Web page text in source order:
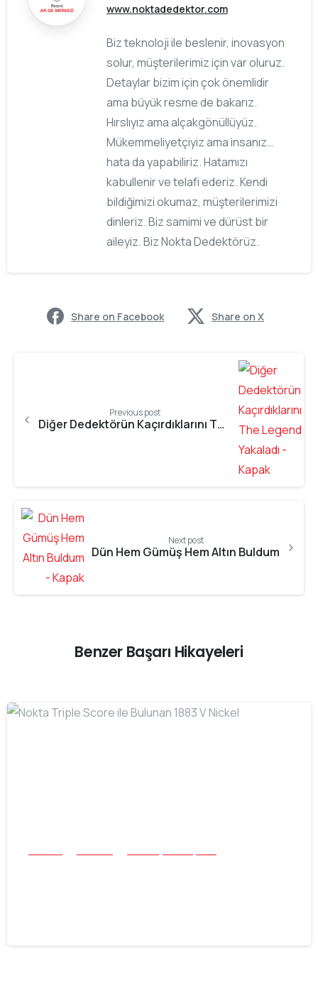
www.noktadedektor.com
Biz teknoloji ile beslenir, inovasyon
solur, müşterilerimiz için var oluruz.
Detaylar bizim için çok önemlidir
ama büyük resme de bakarız.
Hırslıyız ama alçakgönüllüyüz.
Mükemmeliyetçiyiz ama insanız…
hata da yapabiliriz. Hatamızı
kabullenir ve telafi ederiz. Kendi
bildiğimizi okumaz, müşterilerimizi
dinleriz. Biz samimi ve dürüst bir
aileyiz. Biz Nokta Dedektörüz.
Share on Facebook Share on X
Previous post
Diğer Dedektörün Kaçırdıklarını The Legend Yakaladı
Next post
Dün Hem Gümüş Hem Altın Buldum
Benzer Başarı Hikayeleri